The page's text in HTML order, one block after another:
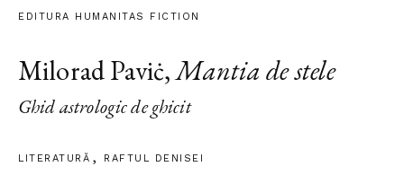
EDITURA HUMANITAS FICTION
Milorad Paviċ,Mantia de stele
Ghid astrologic de ghicit
LITERATURĂ RAFTUL DENISEI